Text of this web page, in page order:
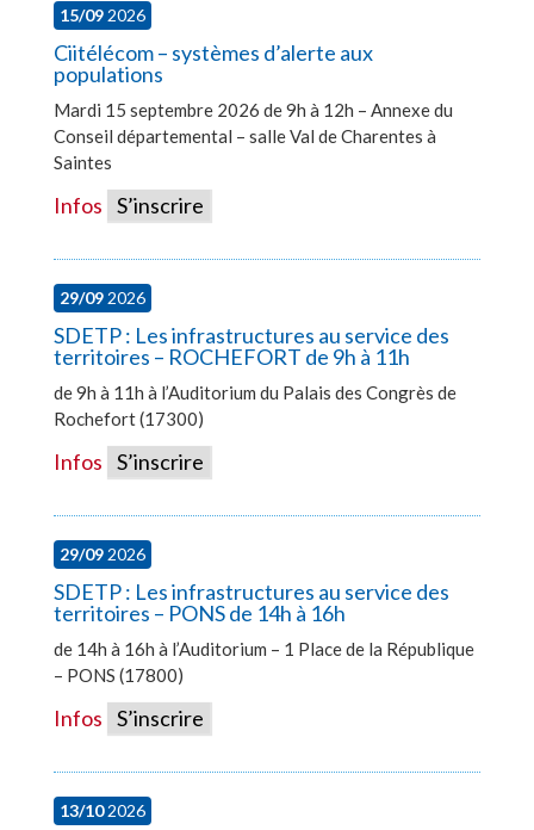
15/092026
Ciitélécom – systèmes d’alerte aux
populations
Mardi 15 septembre 2026 de 9h à 12h – Annexe du
Conseil départemental – salle Val de Charentes à
Saintes
Infos S’inscrire
29/092026
SDETP : Les infrastructures au service des
territoires – ROCHEFORT de 9h à 11h
de 9h à 11h à l’Auditorium du Palais des Congrès de
Rochefort (17300)
Infos S’inscrire
29/092026
SDETP : Les infrastructures au service des
territoires – PONS de 14h à 16h
de 14h à 16h à l’Auditorium – 1 Place de la République
– PONS (17800)
Infos S’inscrire
13/102026